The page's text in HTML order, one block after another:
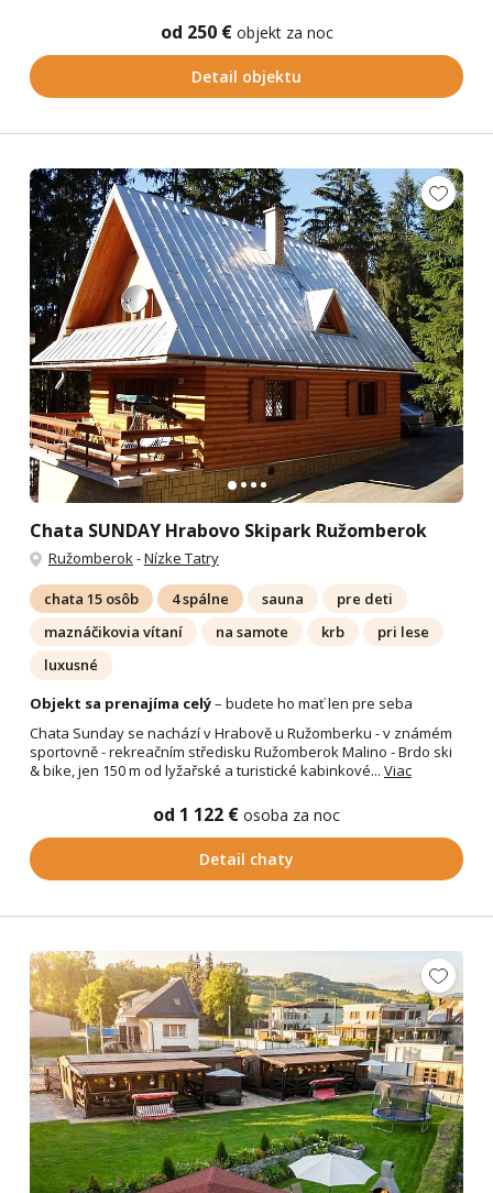
od 250 € objekt za noc
Detail objektu
Chata SUNDAY Hrabovo Skipark Ružomberok
Ružomberok-Nízke Tatry
chata 15 osôb 4 spálne sauna
pre deti
maznáčikovia vítaní
na samote krb
pri lese
luxusné
Objekt sa prenajíma celý– budete ho mať len pre seba
Chata Sunday se nachází v Hrabově u Ružomberku - v známém
sportovně - rekreačním středisku Ružomberok Malino - Brdo ski
& bike, jen 150 m od lyžařské a turistické kabinkové... Viac
od 1 122 € osoba za noc
Detail chaty